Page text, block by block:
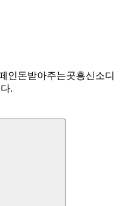
인돈받아주는곳흥신소디
.